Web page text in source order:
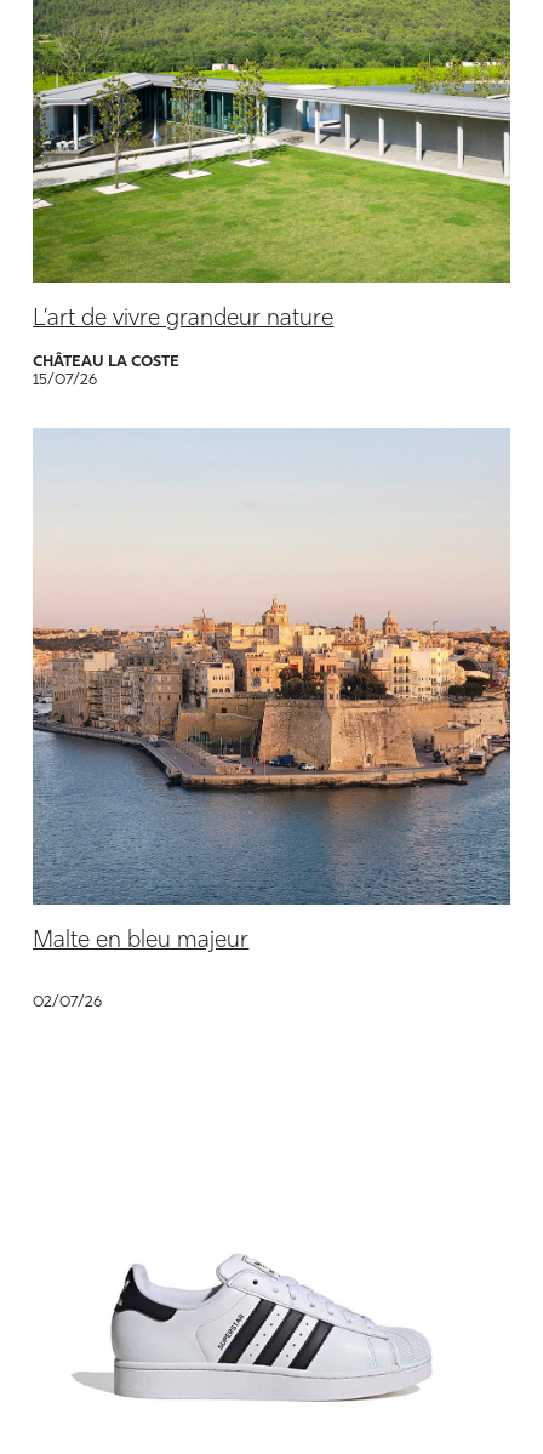
L’art de vivre grandeur nature
CHÂTEAU LA COSTE
15/07/26
Malte en bleu majeur
02/07/26